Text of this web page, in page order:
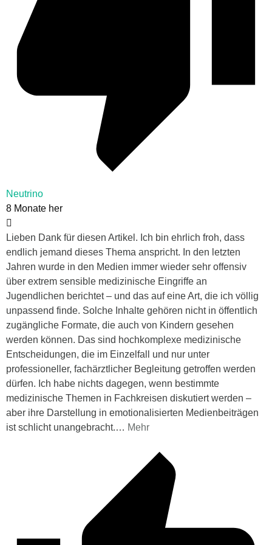
Neutrino
8 Monate her
Lieben Dank für diesen Artikel. Ich bin ehrlich froh, dass
endlich jemand dieses Thema anspricht. In den letzten
Jahren wurde in den Medien immer wieder sehr offensiv
über extrem sensible medizinische Eingriffe an
Jugendlichen berichtet – und das auf eine Art, die ich völlig
unpassend finde. Solche Inhalte gehören nicht in öffentlich
zugängliche Formate, die auch von Kindern gesehen
werden können. Das sind hochkomplexe medizinische
Entscheidungen, die im Einzelfall und nur unter
professioneller, fachärztlicher Begleitung getroffen werden
dürfen. Ich habe nichts dagegen, wenn bestimmte
medizinische Themen in Fachkreisen diskutiert werden –
aber ihre Darstellung in emotionalisierten Medienbeiträgen
ist schlicht unangebracht.… Mehr